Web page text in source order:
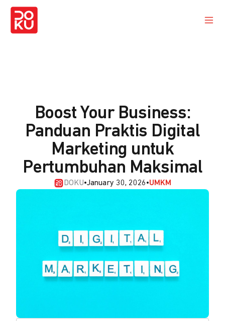
Boost Your Business:
Panduan Praktis Digital
Marketing untuk
Pertumbuhan Maksimal
DOKU•January 30, 2026•UMKM